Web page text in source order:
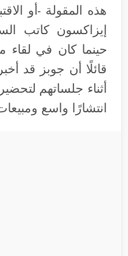
هذه المقولة -أو
إيزاكسون كاتب
قائلًا أن جوبز قد
أثناء جلساتهم
انتشارًا واسع